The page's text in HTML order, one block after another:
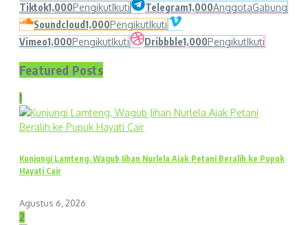
Tiktok1,000PengikutIkuti Telegram1,000AnggotaGabung
Soundcloud1,000PengikutIkuti
Vimeo1,000PengikutIkuti Dribbble1,000PengikutIkuti
Featured Posts
1
Kunjungi Lamteng, Wagub Jihan Nurlela Ajak Petani Beralih ke Pupuk
Hayati Cair
Agustus 6, 2026
2